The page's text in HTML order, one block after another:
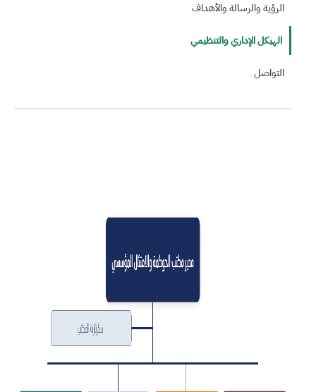
الرؤية والرسالة والأهداف
الهيكل الإداري والتنظيمي
التواصل